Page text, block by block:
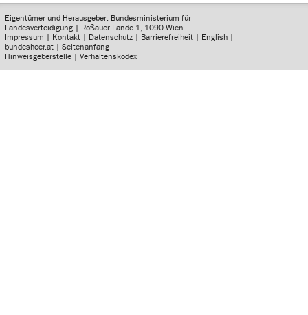
Eigentümer und Herausgeber: Bundesministerium für
Landesverteidigung | Roßauer Lände 1, 1090 Wien
Impressum | Kontakt | Datenschutz | Barrierefreiheit | English |
bundesheer.at |Seitenanfang
Hinweisgeberstelle |Verhaltenskodex